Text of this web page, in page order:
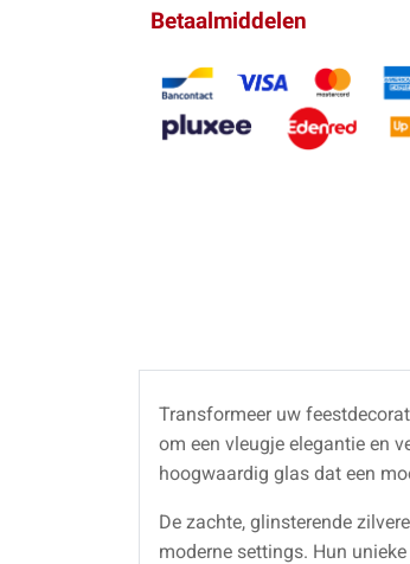
Betaalmiddelen
Transformeer uw
om een vleugje elegantie en
hoogwaardig glas dat een
De zachte, glinsterende
moderne settings. Hun